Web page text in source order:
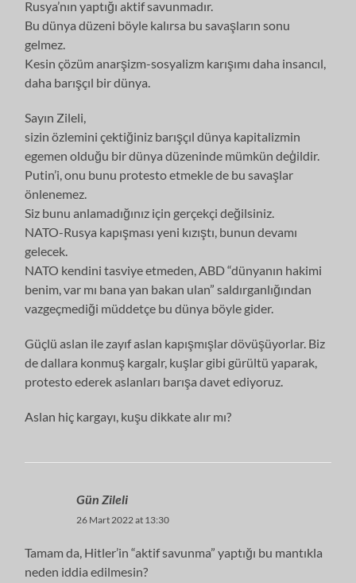
Rusya’nın yaptığı aktif savunmadır.
Bu dünya düzeni böyle kalırsa bu savaşların sonu
gelmez.
Kesin çözüm anarşizm-sosyalizm karışımı daha insancıl,
daha barışçıl bir dünya.
Sayın Zileli,
sizin özlemini çektiğiniz barışçıl dünya kapitalizmin
egemen olduğu bir dünya düzeninde mümkün deģildir.
Putin’i, onu bunu protesto etmekle de bu savaşlar
önlenemez.
Siz bunu anlamadığınız için gerçekçi değilsiniz.
NATO-Rusya kapışması yeni kızıştı, bunun devamı
gelecek.
NATO kendini tasviye etmeden, ABD “dünyanın hakimi
benim, var mı bana yan bakan ulan” saldırganlığından
vazgeçmediği müddetçe bu dünya böyle gider.
Güçlü aslan ile zayıf aslan kapışmışlar dövüşüyorlar. Biz
de dallara konmuş kargalr, kuşlar gibi gürültü yaparak,
protesto ederek aslanları barışa davet ediyoruz.
Aslan hiç kargayı, kuşu dikkate alır mı?
Gün Zileli
26 Mart 2022 at 13:30
Tamam da, Hitler’in “aktif savunma” yaptığı bu mantıkla
neden iddia edilmesin?